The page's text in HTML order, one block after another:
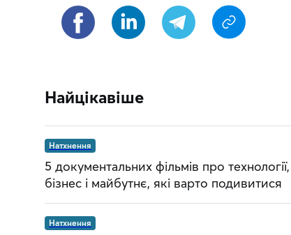
Найцікавіше
Натхнення
5 документальних фільмів про технології,
бізнес і майбутнє, які варто подивитися
Натхнення